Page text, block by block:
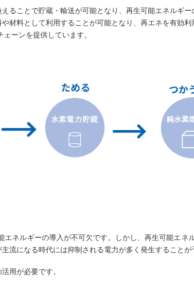
ることで貯蔵・輸送が可能となり、再生可能エネルギ
材料として利用することが可能となり、再エネを有効
ーンを提供しています。
エネルギーの導入が不可欠です。しかし、再生可能エネ
流になる時代には抑制される電力が多く発生することが
用が必要です。